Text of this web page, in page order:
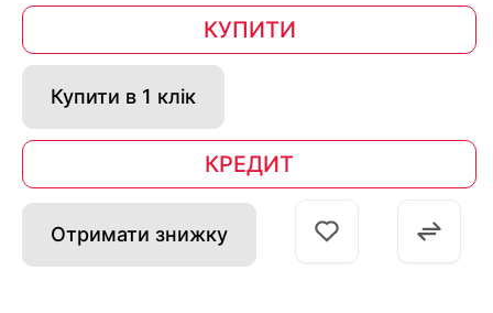
КУПИТИ
Купити в 1 клік
КРЕДИТ
Отримати знижку